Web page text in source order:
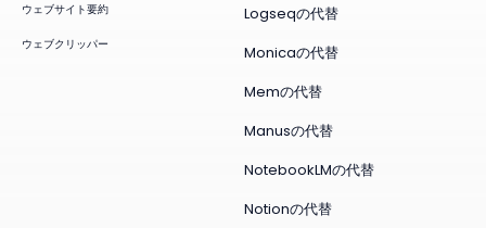
ウェブサイト要約
ウェブクリッパー
Logseqの代替
Monicaの代替
Memの代替
Manusの代替
NotebookLMの代替
Notionの代替